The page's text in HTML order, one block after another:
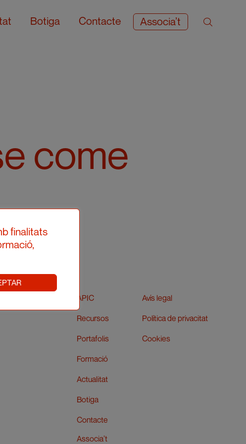
Botiga Contacte Associa’t
come
APIC
Recursos
Portafolis
Formació
Actualitat
Botiga
Contacte
Associa’t
Avís legal
Política de privacitat
Cookies
finalitats